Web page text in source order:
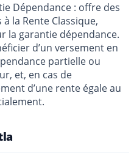
Dépendance : offre des
la Rente Classique,
la garantie dépendance.
d’un versement en
partielle ou
et, en cas de
d’une rente égale au